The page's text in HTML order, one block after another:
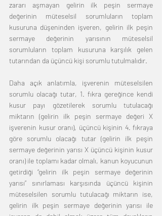
zararı aşmayan gelirin ilk peşin sermaye
değerinin müteselsil sorumluların toplam
kusuruna düşeninden işveren, gelirin ilk peşin
sermaye değerinin yarısının müteselsil
sorumluların toplam kusuruna karşılık gelen
tutarından da üçüncü kişi sorumlu tutulmalıdır.
Daha açık anlatımla, işverenin müteselsilen
sorumlu olacağı tutar, 1. fıkra gereğince kendi
kusur payı gözetilerek sorumlu tutulacağı
miktarın (gelirin ilk peşin sermaye değeri X
işverenin kusur oranı), üçüncü kişinin 4. fıkraya
göre sorumlu olacağı tutar (gelirin ilk peşin
sermaye değerinin yarısı X üçüncü kişinin kusur
oranı) ile toplamı kadar olmalı, kanun koyucunun
getirdiği “gelirin ilk peşin sermaye değerinin
yarısı” sınırlaması karşısında üçüncü kişinin
müteselsilen sorumlu tutulacağı miktarın ise,
gelirin ilk peşin sermaye değerinin yarısı ile